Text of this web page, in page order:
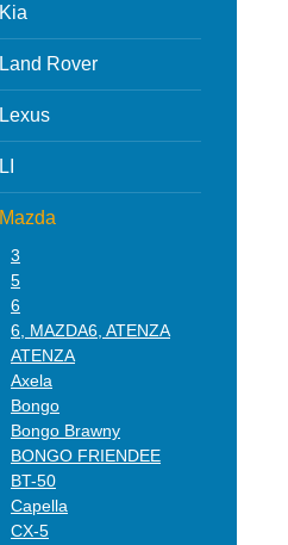
Kia
Land Rover
Lexus
LI
Mazda
3
5
6
6, MAZDA6, ATENZA
ATENZA
Axela
Bongo
Bongo Brawny
BONGO FRIENDEE
BT-50
Capella
CX-5